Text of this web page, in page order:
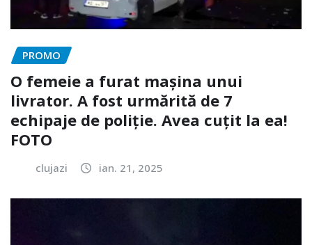
PROMO
O femeie a furat mașina unui
livrator. A fost urmărită de 7
echipaje de poliție. Avea cuțit la ea!
FOTO
clujazi ian. 21, 2025